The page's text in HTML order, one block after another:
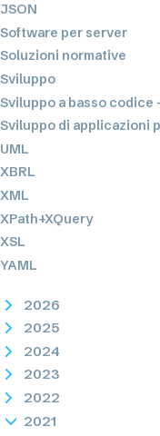
JSON
Software per server
Soluzioni normative
Sviluppo
Sviluppo a basso codice
Sviluppo di applicazioni
UML
XBRL
XML
XPath+XQuery
XSL
YAML
2026
2025
2024
2023
2022
2021